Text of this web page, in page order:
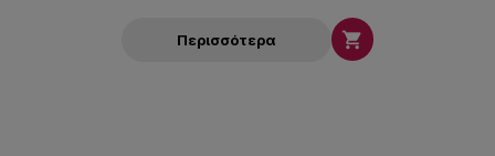
Περισσότερα 